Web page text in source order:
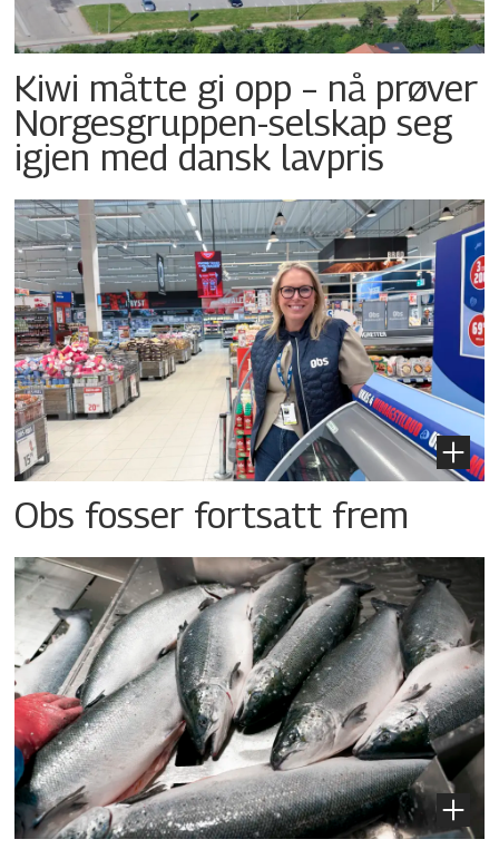
Kiwi måtte gi opp – nå prøver
Norgesgruppen-selskap seg
igjen med dansk lavpris
Obs fosser fortsatt frem